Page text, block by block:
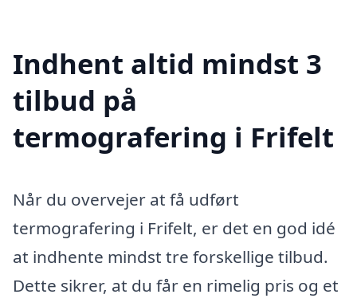
Indhent altid mindst 3
tilbud på
termografering i Frifelt
Når du overvejer at få udført
termografering i Frifelt, er det en god idé
at indhente mindst tre forskellige tilbud.
Dette sikrer, at du får en rimelig pris og et